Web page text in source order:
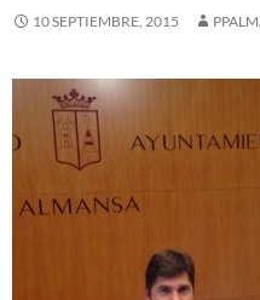
10 SEPTIEMBRE, 2015